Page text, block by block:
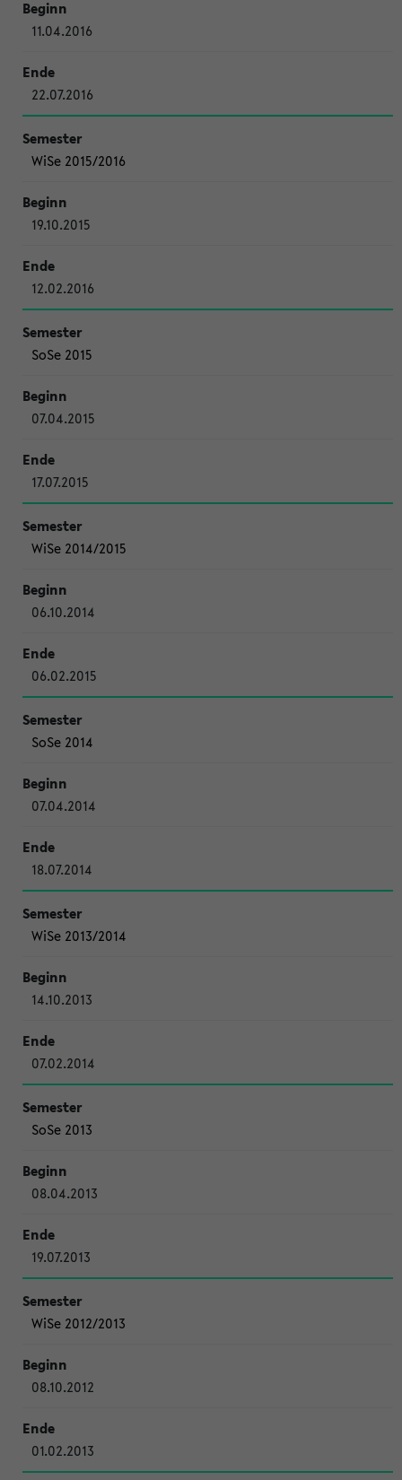
11.04.2016
22.07.2016
WiSe 2015/2016
19.10.2015
12.02.2016
SoSe 2015
07.04.2015
17.07.2015
WiSe 2014/2015
06.10.2014
06.02.2015
SoSe 2014
07.04.2014
18.07.2014
WiSe 2013/2014
14.10.2013
07.02.2014
SoSe 2013
08.04.2013
19.07.2013
WiSe 2012/2013
08.10.2012
01.02.2013